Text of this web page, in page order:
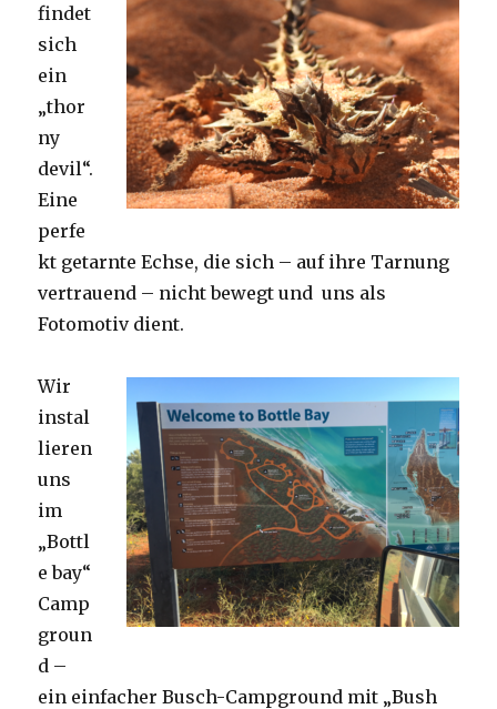
findet
sich
ein
„thor
ny
devil“.
Eine
perfe
kt getarnte Echse, die sich – auf ihre Tarnung
vertrauend – nicht bewegt und uns als
Fotomotiv dient.
Wir
instal
lieren
uns
im
„Bottl
e bay“
Camp
groun
d –
ein einfacher Busch-Campground mit „Bush